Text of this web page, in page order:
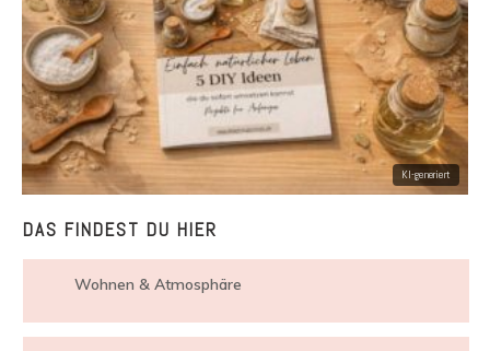
DAS FINDEST DU HIER
Wohnen & Atmosphäre